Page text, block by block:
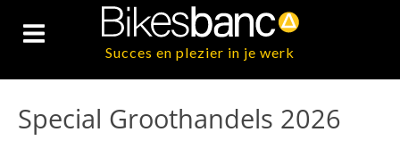
Succes en plezier in je werk
Special Groothandels 2026